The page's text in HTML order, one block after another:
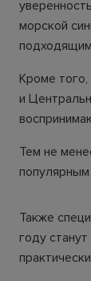
морской
Кроме
и
Тем не
Также
году